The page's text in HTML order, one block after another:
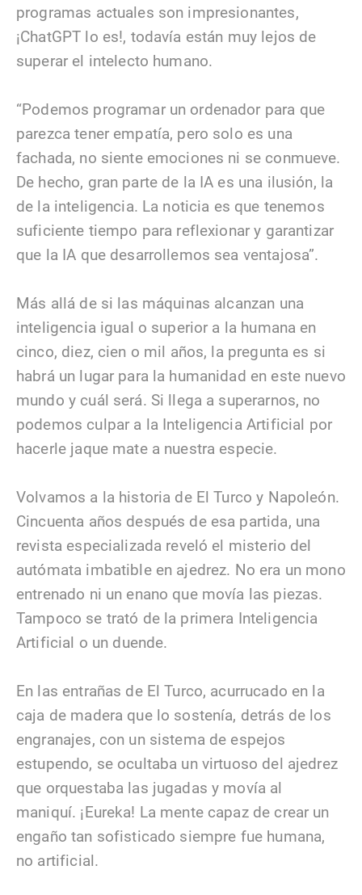
programas actuales son impresionantes,
¡ChatGPT lo es!, todavía están muy lejos de
superar el intelecto humano.
“Podemos programar un ordenador para que
parezca tener empatía, pero solo es una
fachada, no siente emociones ni se conmueve.
De hecho, gran parte de la IA es una ilusión, la
de la inteligencia. La noticia es que tenemos
suficiente tiempo para reflexionar y garantizar
que la IA que desarrollemos sea ventajosa”.
Más allá de si las máquinas alcanzan una
inteligencia igual o superior a la humana en
cinco, diez, cien o mil años, la pregunta es si
habrá un lugar para la humanidad en este nuevo
mundo y cuál será. Si llega a superarnos, no
podemos culpar a la Inteligencia Artificial por
hacerle jaque mate a nuestra especie.
Volvamos a la historia de El Turco y Napoleón.
Cincuenta años después de esa partida, una
revista especializada reveló el misterio del
autómata imbatible en ajedrez. No era un mono
entrenado ni un enano que movía las piezas.
Tampoco se trató de la primera Inteligencia
Artificial o un duende.
En las entrañas de El Turco, acurrucado en la
caja de madera que lo sostenía, detrás de los
engranajes, con un sistema de espejos
estupendo, se ocultaba un virtuoso del ajedrez
que orquestaba las jugadas y movía al
maniquí. ¡Eureka! La mente capaz de crear un
engaño tan sofisticado siempre fue humana,
no artificial.